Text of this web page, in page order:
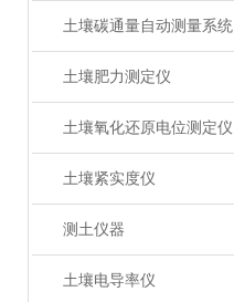
土壤碳通量自动测量系统
土壤肥力测定仪
土壤氧化还原电位测定仪
土壤紧实度仪
测土仪器
土壤电导率仪